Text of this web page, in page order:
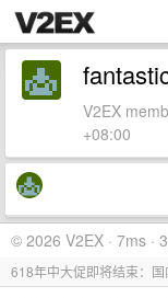
V2EX
+08:00
© 2026 V2EX · 7ms ·
618年中大促即将结束：